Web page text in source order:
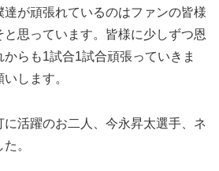
達が頑張れているのはファンの皆様
思っています。皆様に少しずつ恩
らも1試合1試合頑張っていきま
します。
活躍のお二人、今永昇太選手、ネ
。